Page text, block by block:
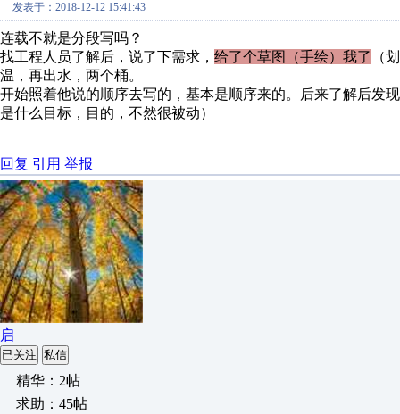
发表于：2018-12-12 15:41:43
连载不就是分段写吗？
找工程人员了解后，说了下需求， 给了个草图（手绘）我了
（
温，再出水，两个桶。
开始照着他说的顺序去写的，基本是顺序来的。后来了解后发
是什么目标，目的，不然很被动）
回复 引用 举报
启
已关注 私信
精华：2帖
求助：45帖